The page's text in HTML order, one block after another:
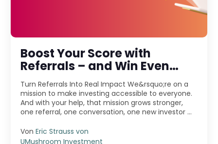
Boost Your Score with
Referrals – and Win Even
More!
Turn Referrals Into Real Impact We&rsquo;re on a
mission to make investing accessible to everyone.
And with your help, that mission grows stronger,
one referral, one conversation, one new investor ...
VonEric Strauss von
UMushroom Investment